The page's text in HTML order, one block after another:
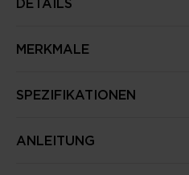
DETAILS
MERKMALE
SPEZIFIKATIONEN
ANLEITUNG